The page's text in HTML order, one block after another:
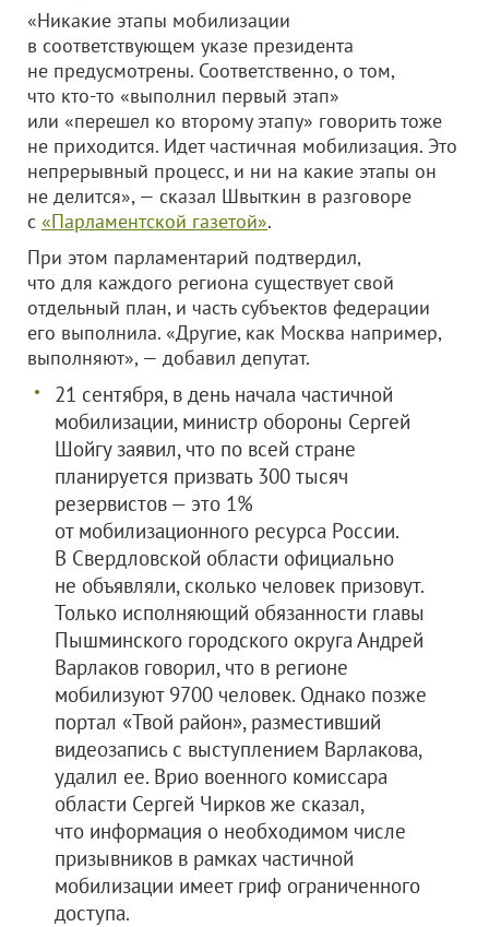
«Никакие этапы мобилизации
в соответствующем указе президента
не предусмотрены. Соответственно, о том,
что кто-то «выполнил первый этап»
или «перешел ко второму этапу» говорить тоже
не приходится. Идет частичная мобилизация. Это
непрерывный процесс, и ни на какие этапы он
не делится», — сказал Швыткин в разговоре
с «Парламентской газетой».
При этом парламентарий подтвердил,
что для каждого региона существует свой
отдельный план, и часть субъектов федерации
его выполнила. «Другие, как Москва например,
выполняют», — добавил депутат.
21 сентября, в день начала частичной
мобилизации, министр обороны Сергей
Шойгу заявил, что по всей стране
планируется призвать 300 тысяч
резервистов — это 1%
от мобилизационного ресурса России.
В Свердловской области официально
не объявляли, сколько человек призовут.
Только исполняющий обязанности главы
Пышминского городского округа Андрей
Варлаков говорил, что в регионе
мобилизуют 9700 человек. Однако позже
портал «Твой район», разместивший
видеозапись с выступлением Варлакова,
удалил ее. Врио военного комиссара
области Сергей Чирков же сказал,
что информация о необходимом числе
призывников в рамках частичной
мобилизации имеет гриф ограниченного
доступа.